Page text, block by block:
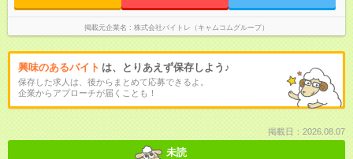
掲載元企業名 株式会社バイトレ（キャムコムグループ）
興味のあるバイト は、とりあえず保存しよう♪
保存した求人は、後からまとめて応募できるよ。
企業からアプローチが届くことも！
掲載日：2026.08.07
未読